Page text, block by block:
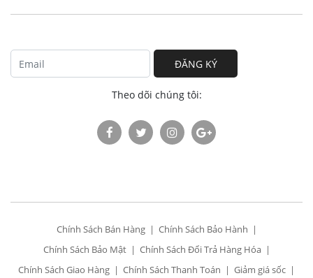
ĐĂNG KÝ
Theo dõi chúng tôi:
Chính Sách Bán Hàng
Chính Sách Bảo Hành
Chính Sách Bảo Mật
Chính Sách Đổi Trả Hàng Hóa
Chính Sách Giao Hàng
Chính Sách Thanh Toán Giảm giá sốc